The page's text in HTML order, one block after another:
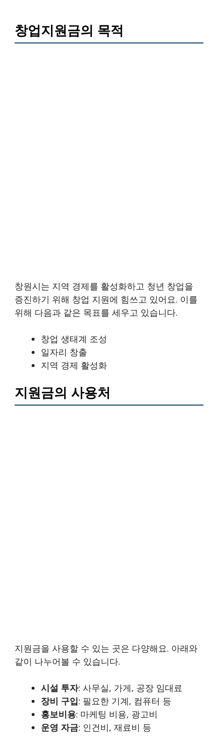
창업지원금의 목적
창원시는 지역 경제를 활성화하고 청년 창업을
증진하기 위해 창업 지원에 힘쓰고 있어요. 이를
위해 다음과 같은 목표를 세우고 있습니다.
창업 생태계 조성
일자리 창출
지역 경제 활성화
지원금의 사용처
지원금을 사용할 수 있는 곳은 다양해요. 아래와
같이 나누어볼 수 있습니다.
시설 투자: 사무실, 가게, 공장 임대료
장비 구입: 필요한 기계, 컴퓨터 등
홍보비용: 마케팅 비용, 광고비
운영 자금: 인건비, 재료비 등